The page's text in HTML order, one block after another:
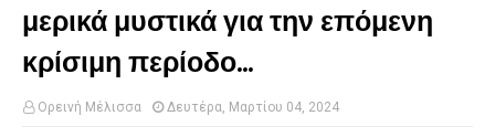
μερικά μυστικά για την επόμενη
κρίσιμη περίοδο...
Ορεινή Μέλισσα Δευτέρα, Μαρτίου 04, 2024